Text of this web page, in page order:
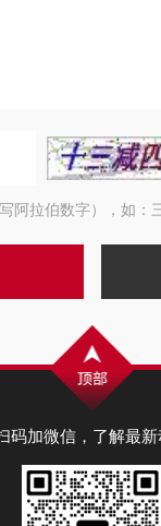
阿拉伯数字），如：
码加微信，了解最